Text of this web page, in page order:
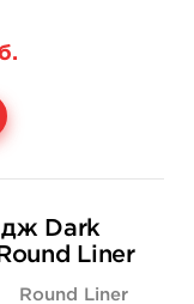
Dark
Liner
Round Liner